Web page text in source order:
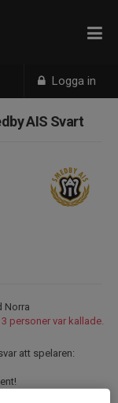
Logga in
AIS Svart
Norra
personer var kallade.
att spelaren: